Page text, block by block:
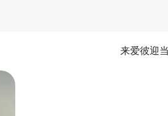
来爱彼迎